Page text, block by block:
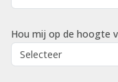
Hou mij op de hoogte